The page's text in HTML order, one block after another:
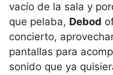
vacío de la sala y
que pelaba, Debod
concierto,
pantallas para
sonido que ya